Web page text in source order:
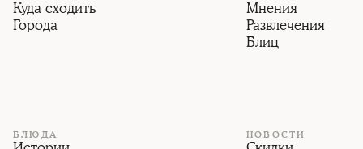
Куда сходить
Города
Мнения
Развлечения
Блиц
БЛЮДА НОВОСТИ